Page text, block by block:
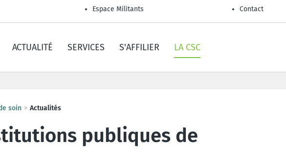
Espace Militants Contact
ACTUALITÉ SERVICES S'AFFILIER LA CSC
soin Actualités
publiques de